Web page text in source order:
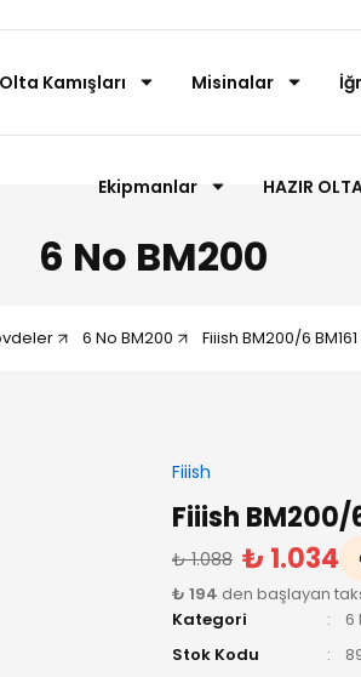
Olta Kamışları Misinalar
Ekipmanlar HAZIR
6 No BM200
6 No BM200 Fiiish BM200/6
Fiiish
Fiiish BM200/
₺ 1.088 ₺ 1.034
₺ 194 den başlayan
Kategori
6
Stok Kodu